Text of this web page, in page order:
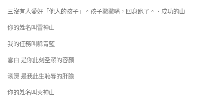
三沒有人愛好「他人的孩子」。孩子撇撇嘴，回身跑了。、成功的山
你的姓名叫雷神山
我的任務叫躲青藍
雪白 是你此刻圣潔的容顏
滾燙 是我此生恥辱的肝膽
你的姓名叫火神山